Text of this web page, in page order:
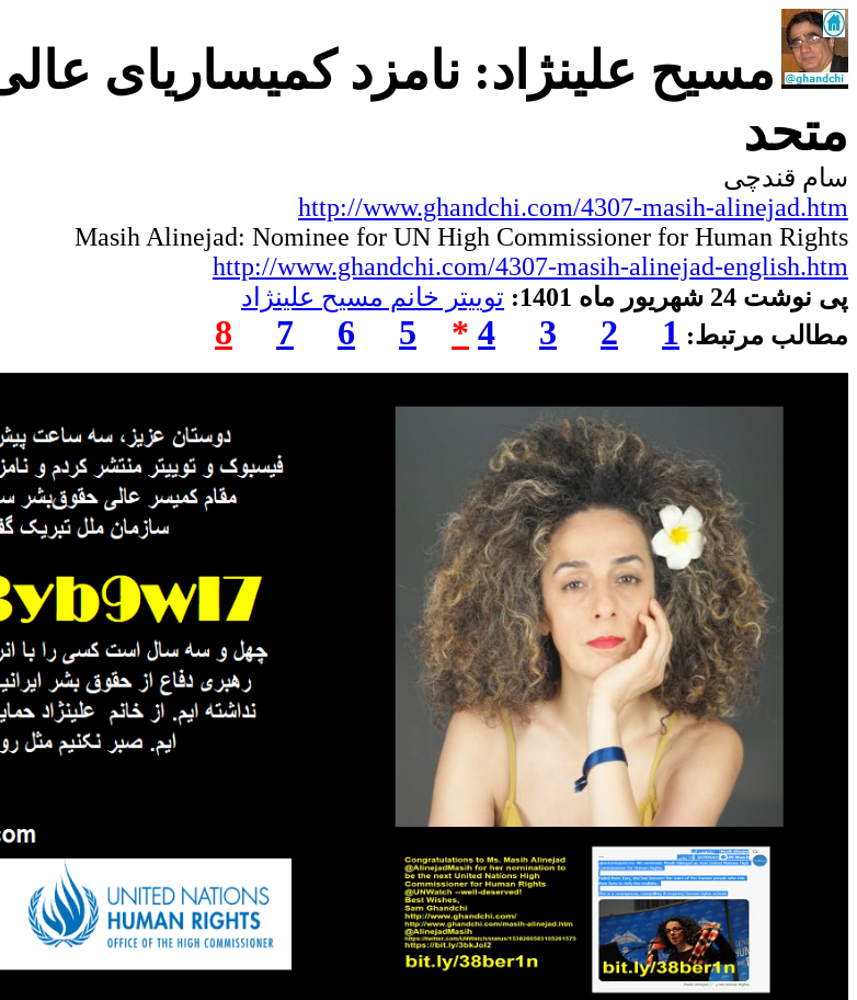
مسیح علینژاد: نامزد کمیساریای
متحد
سام قندچی
http://www.ghandchi.com/4307-masih-alinejad.htm
Masih Alinejad: Nominee for UN High Commissioner for Human Rights
http://www.ghandchi.com/4307-masih-alinejad-english.htm
پی نوشت 24 شهریور ماه 1401:
توییتر خانم مسیح علینژاد
مطالب مرتبط: 1
2
3
4
*
5
6
7
8